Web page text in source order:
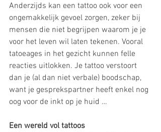
Anderzijds kan een tattoo ook voor een
ongemakkelijk gevoel zorgen, zeker bij
mensen die niet begrijpen waarom je je
voor het leven wil laten tekenen. Vooral
tatoeages in het gezicht kunnen felle
reacties uitlokken. Je tattoo verstoort
dan je (al dan niet verbale) boodschap,
want je gesprekspartner heeft enkel nog
oog voor de inkt op je huid …
Een wereld vol tattoos